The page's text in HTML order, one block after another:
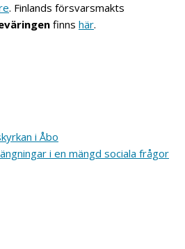
. Finlands försvarsmakts
finns här.
i Åbo
i en mängd sociala frågor